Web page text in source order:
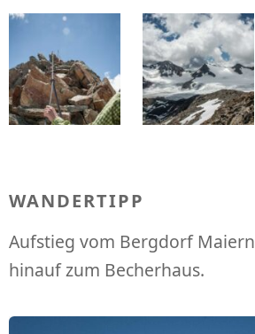
WANDERTIPP
Aufstieg vom Bergdorf
hinauf zum Becherhaus.